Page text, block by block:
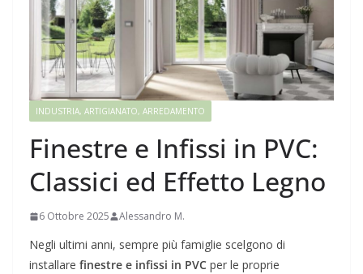
INDUSTRIA, ARTIGIANATO, ARREDAMENTO
Finestre e Infissi in PVC:
Classici ed Effetto Legno
6 Ottobre 2025 Alessandro M.
Negli ultimi anni, sempre più famiglie scelgono di
installare finestre e infissi in PVC per le proprie